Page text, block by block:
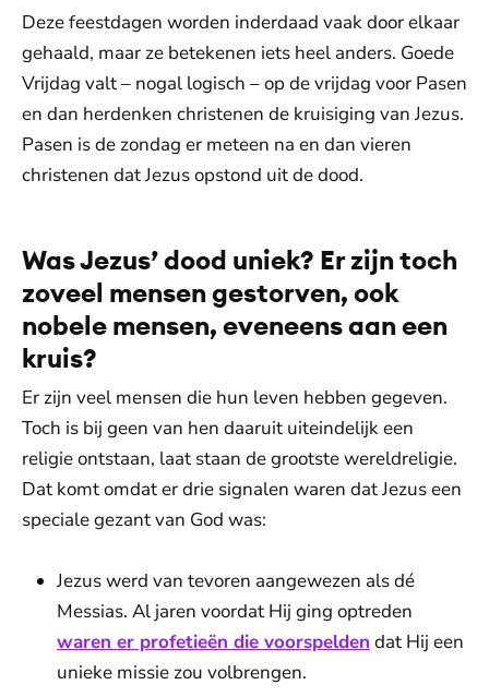
Deze feestdagen worden inderdaad vaak door elkaar
gehaald, maar ze betekenen iets heel anders. Goede
Vrijdag valt – nogal logisch – op de vrijdag voor Pasen
en dan herdenken christenen de kruisiging van Jezus.
Pasen is de zondag er meteen na en dan vieren
christenen dat Jezus opstond uit de dood.
Was Jezus’ dood uniek? Er zijn toch
zoveel mensen gestorven, ook
nobele mensen, eveneens aan een
kruis?
Er zijn veel mensen die hun leven hebben gegeven.
Toch is bij geen van hen daaruit uiteindelijk een
religie ontstaan, laat staan de grootste wereldreligie.
Dat komt omdat er drie signalen waren dat Jezus een
speciale gezant van God was:
Jezus werd van tevoren aangewezen als dé
Messias. Al jaren voordat Hij ging optreden
waren er profetieën die voorspelden dat Hij een
unieke missie zou volbrengen.